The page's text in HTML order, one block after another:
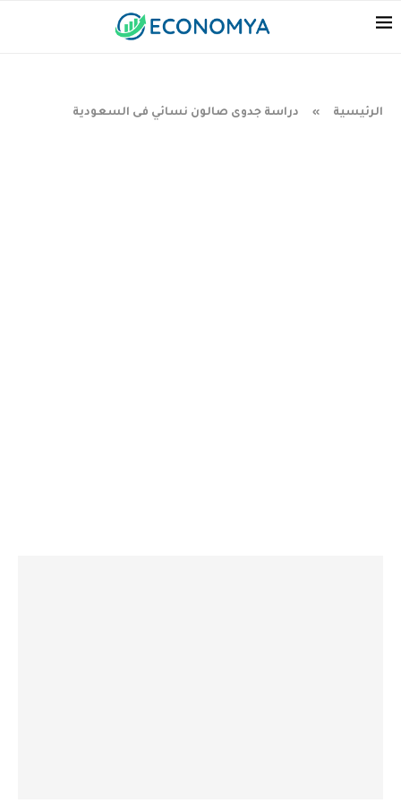
الرئيسية » دراسة جدوى صالون نسائي فى السعودية